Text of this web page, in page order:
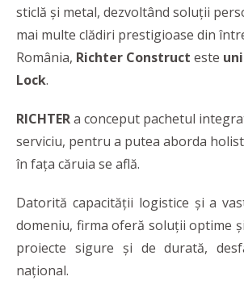
sticlă și metal, dezvoltând soluții
mai multe clădiri prestigioase din
România, Richter Construct este
Lock.
RICHTERa conceput pachetul
serviciu, pentru a putea aborda
în fața căruia se află.
Datorită capacității logistice și a
domeniu, firma oferă soluții optime
proiecte sigure și de durată,
național.